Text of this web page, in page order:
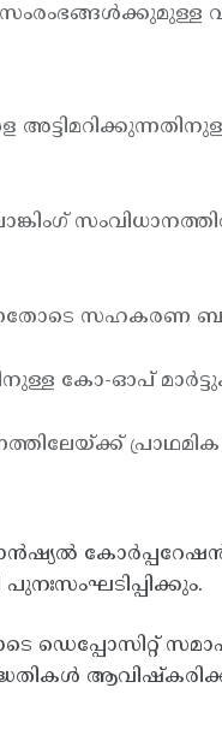
സഹകരണ
കോ-ഓപ്
ഡെപ്പോസിറ്റ്